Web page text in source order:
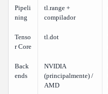
Pipeli
ning
tl.range +
compilador
Tenso
r Core
tl.dot
Back
ends
NVIDIA
(principalmente) /
AMD